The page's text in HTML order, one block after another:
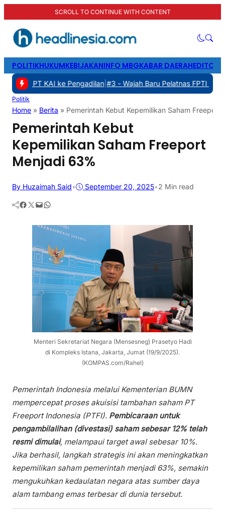
SCROLL TO CONTINUE WITH CONTENT
POLITIKHUKUMKEBIJAKANINFO MBGKABAR DAERAH
PT KAI ke Pengadilan|#3 -Wajah Baru Pelatnas FPTI 2026:
Politik
Home » Berita » Pemerintah Kebut Kepemilikan Saham Freeport
Pemerintah Kebut
Kepemilikan Saham Freeport
Menjadi 63%
By Huzaimah Said• September 20, 2025•2 Min read
Facebook Twitter Mail WhatsApp
Menteri Sekretariat Negara (Mensesneg) Prasetyo Hadi
di Kompleks Istana, Jakarta, Jumat (19/9/2025).
(KOMPAS.com/Rahel)
Pemerintah Indonesia melalui Kementerian BUMN
mempercepat proses akuisisi tambahan saham PT
Freeport Indonesia (PTFI). Pembicaraan untuk
pengambilalihan (divestasi) saham sebesar 12% telah
resmi dimulai, melampaui target awal sebesar 10%.
Jika berhasil, langkah strategis ini akan meningkatkan
kepemilikan saham pemerintah menjadi 63%, semakin
mengukuhkan kedaulatan negara atas sumber daya
alam tambang emas terbesar di dunia tersebut.